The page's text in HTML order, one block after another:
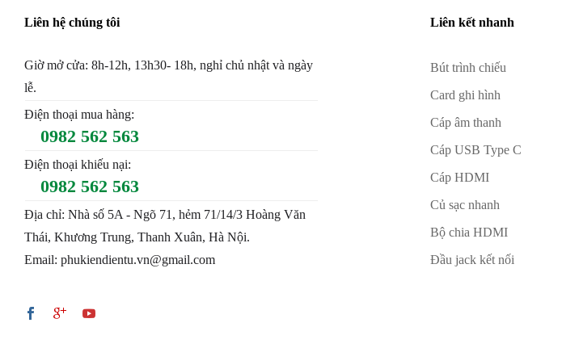
Liên hệ chúng tôi
Giờ mở cửa: 8h-12h, 13h30- 18h, nghỉ chủ nhật và ngày
lễ.
Điện thoại mua hàng:
0982 562 563
Điện thoại khiếu nại:
0982 562 563
Địa chỉ: Nhà số 5A - Ngõ 71, hẻm 71/14/3 Hoàng Văn
Thái, Khương Trung, Thanh Xuân, Hà Nội.
Email: phukiendientu.vn@gmail.com
Liên kết nhanh
Bút trình chiếu
Card ghi hình
Cáp âm thanh
Cáp USB Type C
Cáp HDMI
Củ sạc nhanh
Bộ chia HDMI
Đầu jack kết nối